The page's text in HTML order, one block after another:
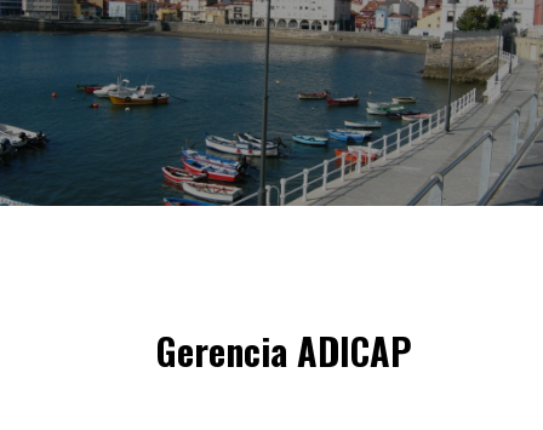
Gerencia ADICAP